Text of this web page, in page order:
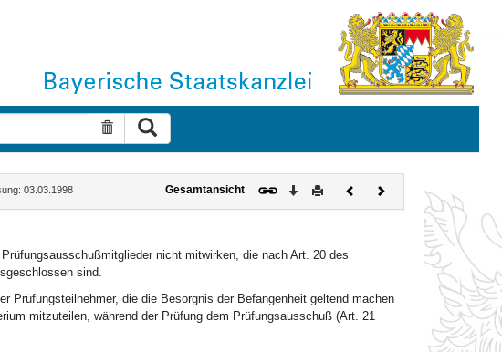
Suche zurücksetzen
03.03.1998 Gesamtansicht Download
DruckenVorherigesNächstes
Dokument
nicht mitwirken, die nach Art. 20 des
sind.
Prüfungsteilnehmer, die die Besorgnis der Befangenheit geltend machen
mitzuteilen, während der Prüfung dem Prüfungsausschuß (Art. 21